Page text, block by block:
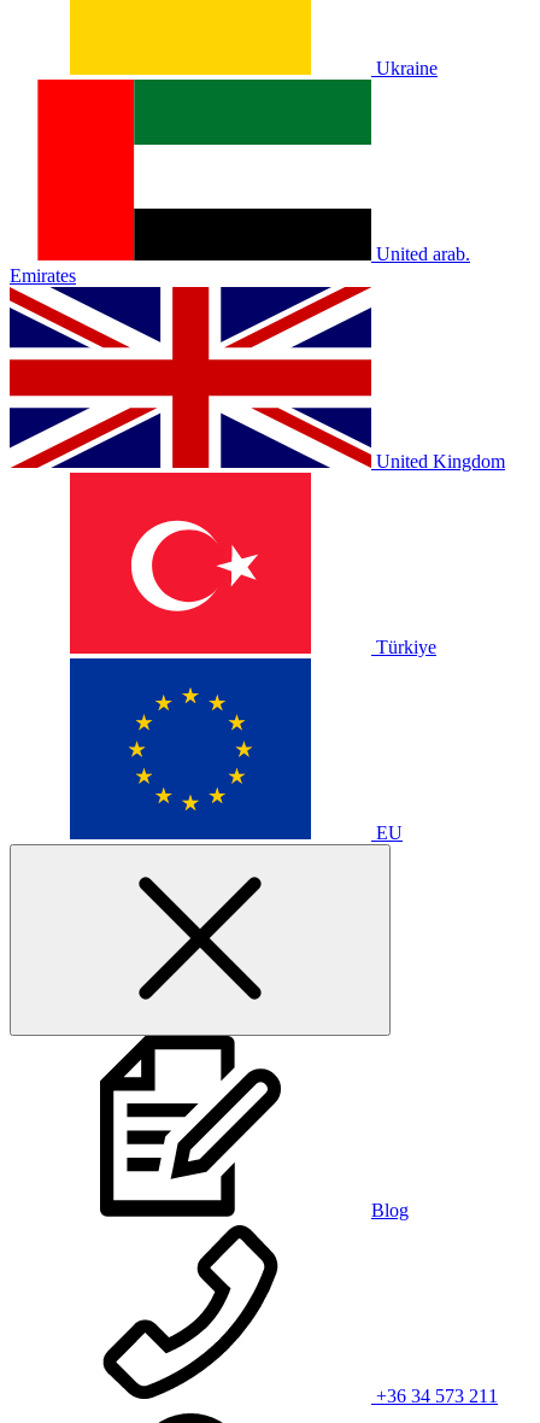
Ukraine
United arab.
Emirates
United Kingdom
Türkiye
EU
Blog
+36 34 573 211